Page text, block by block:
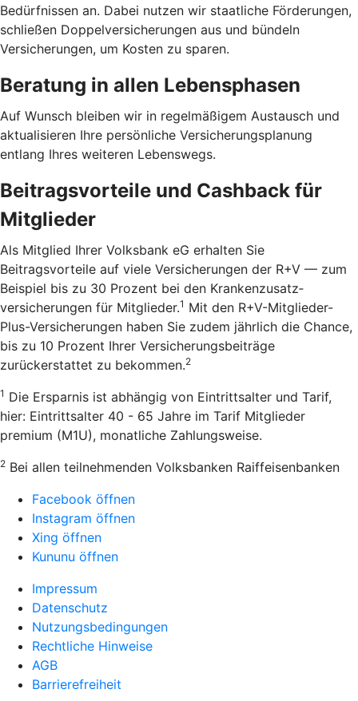
Bedürfnissen an. Dabei nutzen wir staatliche Förderungen,
schließen Doppelversicherungen aus und bündeln
Versicherungen, um Kosten zu sparen.
Beratung in allen Lebensphasen
Auf Wunsch bleiben wir in regelmäßigem Austausch und
aktualisieren Ihre persönliche Versicherungsplanung
entlang Ihres weiteren Lebenswegs.
Beitragsvorteile und Cashback für
Mitglieder
Als Mitglied Ihrer Volksbank eG erhalten Sie
Beitragsvorteile auf viele Versicherungen der R+V — zum
Beispiel bis zu 30 Prozent bei den Kranken­zusatz­
versicherungen für Mitglieder.1 Mit den R+V-Mitglieder-
Plus-Versicherungen haben Sie zudem jährlich die Chance,
bis zu 10 Prozent Ihrer Versicherungsbeiträge
zurückerstattet zu bekommen.2
1 Die Ersparnis ist abhängig von Eintrittsalter und Tarif,
hier: Eintrittsalter 40 - 65 Jahre im Tarif Mitglieder
premium (M1U), monatliche Zahlungsweise.
2 Bei allen teilnehmenden Volksbanken Raiffeisenbanken
Facebook öffnen
Instagram öffnen
Xing öffnen
Kununu öffnen
Impressum
Datenschutz
Nutzungsbedingungen
Rechtliche Hinweise
AGB
Barrierefreiheit